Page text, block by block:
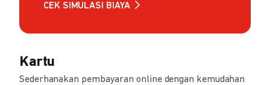
CEK SIMULASI BIAYA
Kartu
Sederhanakan pembayaran online dengan kemudahan